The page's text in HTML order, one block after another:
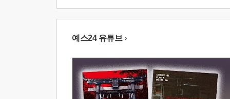
예스24 유튜브